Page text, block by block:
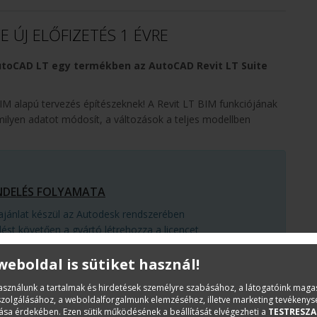
ÚJ ELŐFIZETÉS 1 ÉVRE
LT egy termékben az AutoCAD Revit LT Suite
alapú tervezés építészeknek! A Revit LT BIM funkciójának
adatot módosít, a változások a teljes modellben
FOLYAMATA
készül az Autodesk rendszerében
követően a gyártó létrehozza a licencet
kiállítja az eurós számlát
KOSÁRBA
RENDELÉSRE
is sütiket használ!
a tartalmak és hirdetések személyre szabásához, a látogatóink
a weboldalforgalmunk elemzéséhez, illetve marketing
érdekében. Ezen sütik működésének a beállítását elvégezheti a